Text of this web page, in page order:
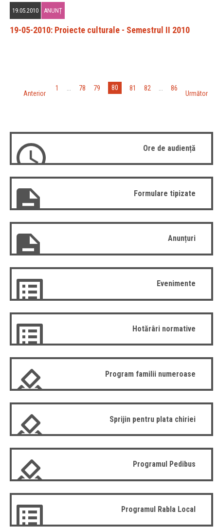
19.05.2010 ANUNȚ
19-05-2010: Proiecte culturale - Semestrul II 2010
Anterior
1 78 79 80 81 82 86
Următor
Ore de audiență
Formulare tipizate
Anunțuri
Evenimente
Hotărâri normative
Program familii numeroase
Sprijin pentru plata chiriei
Programul Pedibus
Programul Rabla Local